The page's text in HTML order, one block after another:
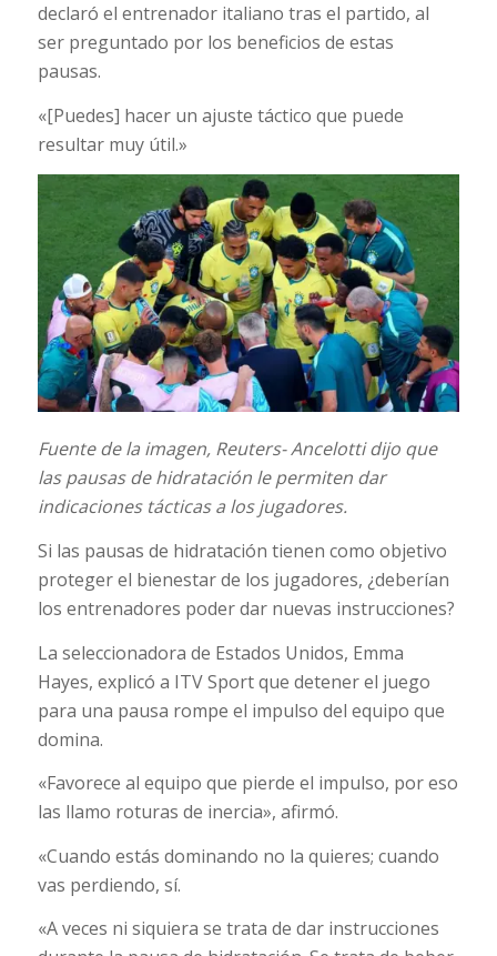
declaró el entrenador italiano tras el partido, al
ser preguntado por los beneficios de estas
pausas.
«[Puedes] hacer un ajuste táctico que puede
resultar muy útil.»
Fuente de la imagen, Reuters- Ancelotti dijo que
las pausas de hidratación le permiten dar
indicaciones tácticas a los jugadores.
Si las pausas de hidratación tienen como objetivo
proteger el bienestar de los jugadores, ¿deberían
los entrenadores poder dar nuevas instrucciones?
La seleccionadora de Estados Unidos, Emma
Hayes, explicó a ITV Sport que detener el juego
para una pausa rompe el impulso del equipo que
domina.
«Favorece al equipo que pierde el impulso, por eso
las llamo roturas de inercia», afirmó.
«Cuando estás dominando no la quieres; cuando
vas perdiendo, sí.
«A veces ni siquiera se trata de dar instrucciones